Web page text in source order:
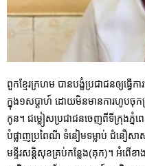
ពួកខ្មែរក្រហម បានបង្ខំប្រជាជនឲ្យធ្វើ
ក្នុង១សប្តាហ៍ ដោយមិនមានការហូបចុកគ្
កូន។ ជម្លៀសប្រជាជនចេញពីទីក្រុងភ្នំពេ
បំផ្លាញប្រពៃណី ទំនៀមទម្លាប់ ជំនឿសាស
មន្ទីរសន្តិសុខគ្រប់កន្លែង(គុក)។ អំពើខា